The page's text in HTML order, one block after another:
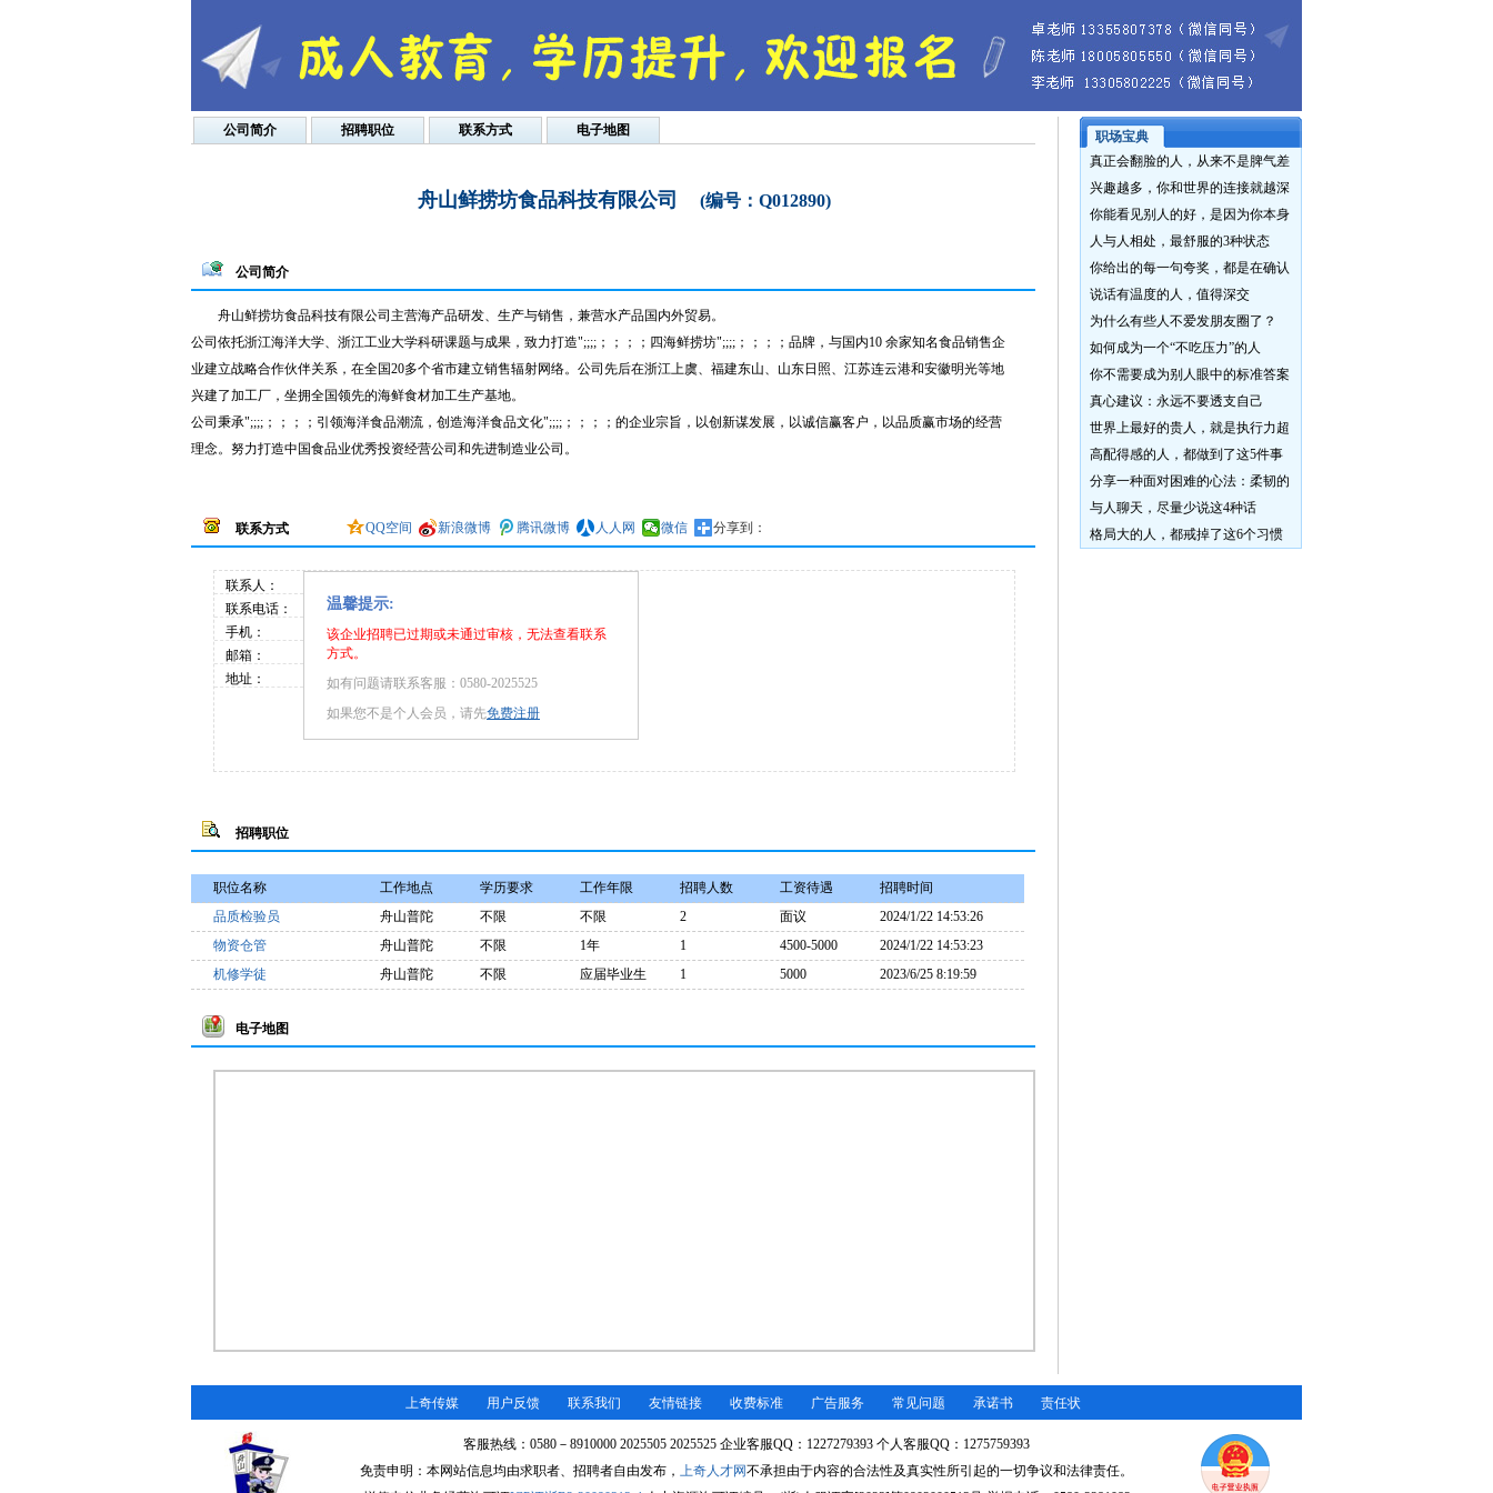
公司简介 招聘职位 联系方式 电子地图
舟山鲜捞坊食品科技有限公司 (编号：Q012890)
公司简介
舟山鲜捞坊食品科技有限公司主营海产品研发、生产与销售，兼营水产品国内外贸易。
公司依托浙江海洋大学、浙江工业大学科研课题与成果，致力打造";;;;；；；；四海鲜捞坊";;;;；；；；品牌，与国内10 余家知名食品销售企
业建立战略合作伙伴关系，在全国20多个省市建立销售辐射网络。公司先后在浙江上虞、福建东山、山东日照、江苏连云港和安徽明光等地
兴建了加工厂，坐拥全国领先的海鲜食材加工生产基地。
公司秉承";;;;；；；；引领海洋食品潮流，创造海洋食品文化";;;;；；；；的企业宗旨，以创新谋发展，以诚信赢客户，以品质赢市场的经营
理念。努力打造中国食品业优秀投资经营公司和先进制造业公司。
联系方式 QQ空间 新浪微博 腾讯微博 人人网 微信 分享到：
联系人：
联系电话：
手机：
邮箱：
地址：
温馨提示:
该企业招聘已过期或未通过审核，无法查看联系
方式。
如有问题请联系客服：0580-2025525
如果您不是个人会员，请先免费注册
招聘职位
职位名称 工作地点 学历要求 工作年限 招聘人数 工资待遇
招聘时间
品质检验员
舟山普陀 不限 不限 2 面议
2024/1/22 14:53:26
物资仓管
舟山普陀 不限 1年 1 4500-5000
2024/1/22 14:53:23
机修学徒
舟山普陀 不限 应届毕业生 1 5000 2023/6/25 8:19:59
电子地图
职场宝典
真正会翻脸的人，从来不是脾气差
兴趣越多，你和世界的连接就越深
你能看见别人的好，是因为你本身
人与人相处，最舒服的3种状态
你给出的每一句夸奖，都是在确认
说话有温度的人，值得深交
为什么有些人不爱发朋友圈了？
如何成为一个“不吃压力”的人
你不需要成为别人眼中的标准答案
真心建议：永远不要透支自己
世界上最好的贵人，就是执行力超
高配得感的人，都做到了这5件事
分享一种面对困难的心法：柔韧的
与人聊天，尽量少说这4种话
格局大的人，都戒掉了这6个习惯
上奇传媒 用户反馈 联系我们 友情链接 收费标准 广告服务 常见问题 承诺书 责任状
客服热线：0580－8910000 2025505 2025525 企业客服QQ：1227279393 个人客服QQ：1275759393
免责申明：本网站信息均由求职者、招聘者自由发布， 上奇人才网不承担由于内容的合法性及真实性所引起的一切争议和法律责任。